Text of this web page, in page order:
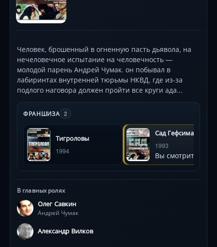
Человек, брошенный в огненную пасть дьявола, на
нечеловечное испытание на человечность —
молодой парень Андрей Чумак. он побывал в
лабиринтах внутренней тюрьмы НКВД, где из-за
подлого наговора должен пройти все круги ада...
ФРАНШИЗА 2
Тигроловы
1994
Сад Гефсиманский
1993
Вы смотрите
В главных ролях
Олег Савкин
Андрей Чумак
Александр Вилков